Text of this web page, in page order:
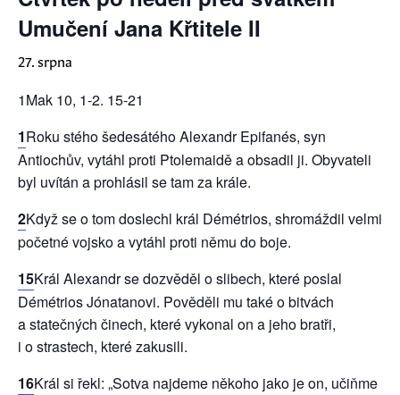
Umučení Jana Křtitele II
27. srpna
1Mak 10, 1-2. 15-21
1Roku stého šedesátého Alexandr Epifanés, syn
Antiochův, vytáhl proti Ptolemaidě a obsadil ji. Obyvateli
byl uvítán a prohlásil se tam za krále.
2Když se o tom doslechl král Démétrios, shromáždil velmi
početné vojsko a vytáhl proti němu do boje.
15Král Alexandr se dozvěděl o slibech, které poslal
Démétrios Jónatanovi. Pověděli mu také o bitvách
a statečných činech, které vykonal on a jeho bratři,
i o strastech, které zakusili.
16Král si řekl: „Sotva najdeme někoho jako je on, učiňme